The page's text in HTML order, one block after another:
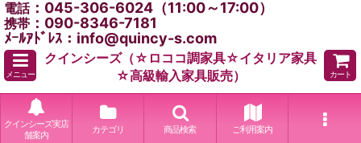
電話：045-306-6024（11:00～17:00）
携帯 ：090-8346-7181
ﾒｰﾙｱﾄﾞﾚｽ：info@quincy-s.com
メニュー
クインシーズ（☆ロココ調家具☆イタリア家具
☆高級輸入家具販売）
カート
クインシーズ実店
舗案内
カテゴリ 商品検索 ご利用案内